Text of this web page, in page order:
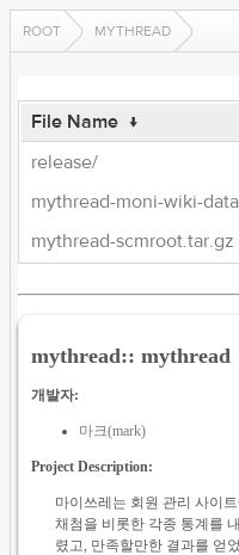
ROOT MYTHREAD
File Name ↓
release/
mythread-moni-wiki-
mythread-scmroot.tar.gz
mythread:: mythread
개발자:
마크(mark)
Project Description:
마이쓰레는 회원 관리 사이
채첨을 비롯한 각종 통계를
렸고, 만족할만한 결과를 얻